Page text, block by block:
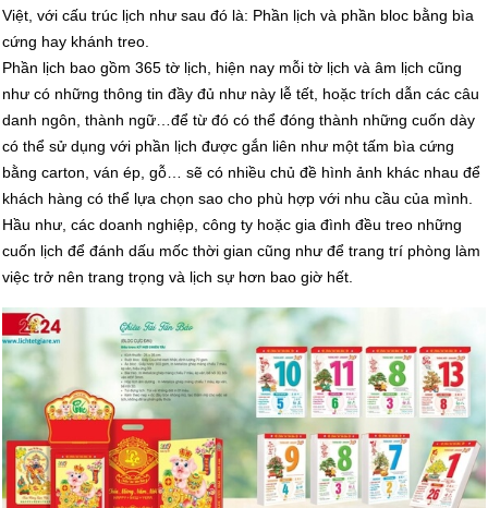
Việt, với cấu trúc lịch như sau đó là: Phần lịch và phần bloc bằng bìa
cứng hay khánh treo.
Phần lịch bao gồm 365 tờ lịch, hiện nay mỗi tờ lịch và âm lịch cũng
như có những thông tin đầy đủ như này lễ tết, hoặc trích dẫn các câu
danh ngôn, thành ngữ…để từ đó có thể đóng thành những cuốn dày
có thể sử dụng với phần lịch được gắn liên như một tấm bìa cứng
bằng carton, ván ép, gỗ… sẽ có nhiều chủ đề hình ảnh khác nhau để
khách hàng có thể lựa chọn sao cho phù hợp với nhu cầu của mình.
Hầu như, các doanh nghiệp, công ty hoặc gia đình đều treo những
cuốn lịch để đánh dấu mốc thời gian cũng như để trang trí phòng làm
việc trở nên trang trọng và lịch sự hơn bao giờ hết.